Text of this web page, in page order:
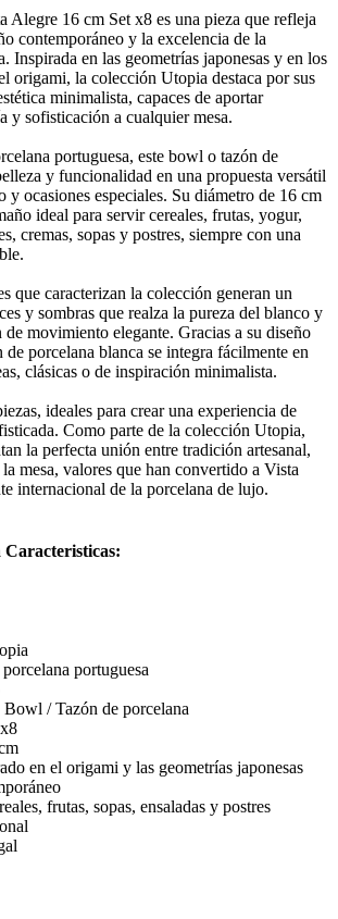
16 cm Set x8 es una pieza que refleja
contemporáneo y la excelencia de la
Inspirada en las geometrías japonesas y en los
origami, la colección Utopia destaca por sus
minimalista, capaces de aportar
y sofisticación a cualquier mesa.
portuguesa, este bowl o tazón de
y funcionalidad en una propuesta versátil
y ocasiones especiales. Su diámetro de 16 cm
ideal para servir cereales, frutas, yogur,
cremas, sopas y postres, siempre con una
que caracterizan la colección generan un
y sombras que realza la pureza del blanco y
de movimiento elegante. Gracias a su diseño
de porcelana blanca se integra fácilmente en
clásicas o de inspiración minimalista.
ideales para crear una experiencia de
Como parte de la colección Utopia,
la perfecta unión entre tradición artesanal,
mesa, valores que han convertido a Vista
internacional de la porcelana de lujo.
portuguesa
Bowl / Tazón de porcelana
en el origami y las geometrías japonesas
frutas, sopas, ensaladas y postres